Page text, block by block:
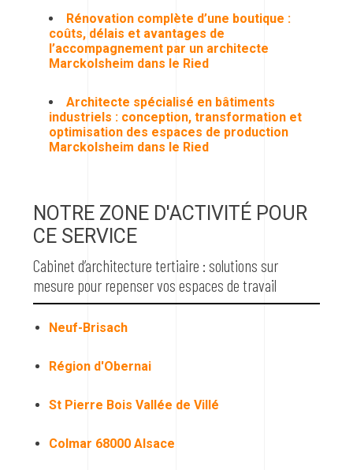
Rénovation complète d’une boutique :
coûts, délais et avantages de
l’accompagnement par un architecte
Marckolsheim dans le Ried
Architecte spécialisé en bâtiments
industriels : conception, transformation et
optimisation des espaces de production
Marckolsheim dans le Ried
NOTRE ZONE D'ACTIVITÉ POUR
CE SERVICE
Cabinet d’architecture tertiaire : solutions sur
mesure pour repenser vos espaces de travail
Neuf-Brisach
Région d'Obernai
St Pierre Bois Vallée de Villé
Colmar 68000 Alsace